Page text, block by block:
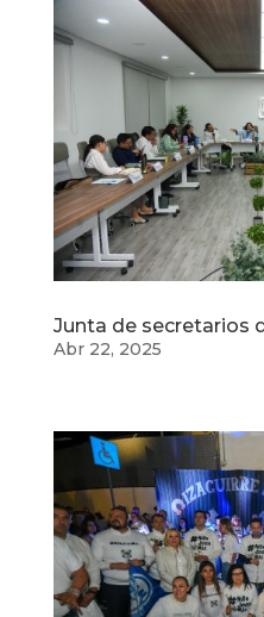
Junta de secretarios
Abr 22, 2025